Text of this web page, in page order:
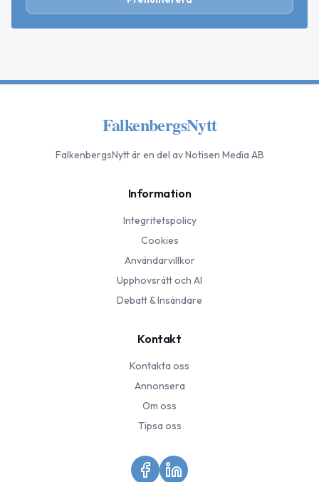
FalkenbergsNytt
FalkenbergsNyttär en del av Notisen Media AB
Information
Integritetspolicy
Cookies
Användarvillkor
Upphovsrätt och AI
Debatt & Insändare
Kontakt
Kontakta oss
Annonsera
Om oss
Tipsa oss